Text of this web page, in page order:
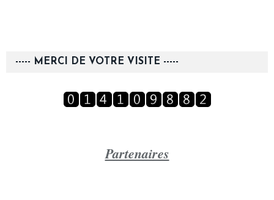
----- MERCI DE VOTRE VISITE -----
Partenaires